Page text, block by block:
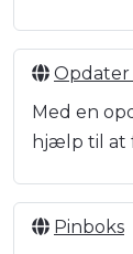
Opdater
Med en
hjælp til at
Pinboks